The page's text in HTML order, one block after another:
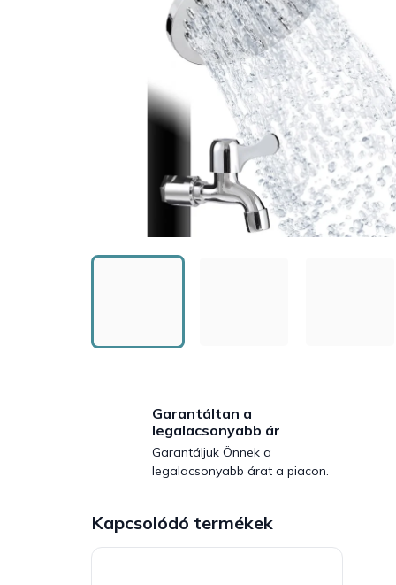
Garantáltan a
legalacsonyabb ár
Garantáljuk Önnek a
legalacsonyabb árat a piacon.
Kapcsolódó termékek